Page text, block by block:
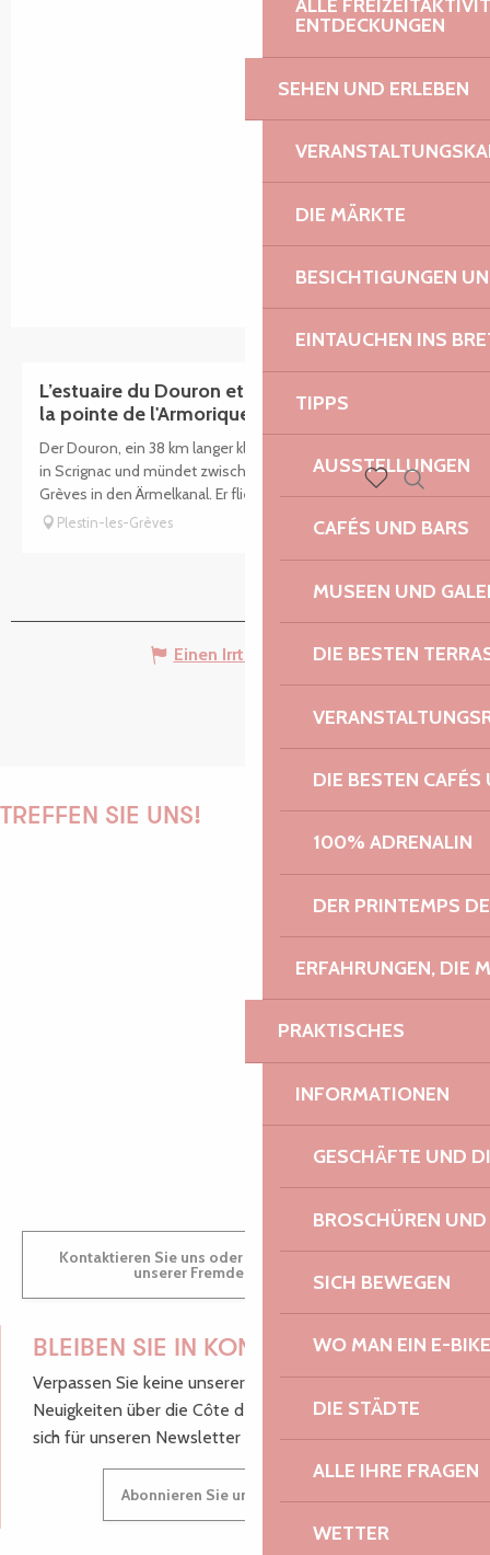
ALLE
ENTDECKUNGEN
SEHEN UND ERLEBEN
DIE MÄRKTE
BESICHTIGUNGEN
EINTAUCHEN INS
TIPPS
AUSSTELLUNGEN
CAFÉS UND BARS
MUSEEN UND
DIE BESTEN
DIE BESTEN
100% ADRENALIN
DER PRINTEMPS
ERFAHRUNGEN, DIE
PRAKTISCHES
INFORMATIONEN
GESCHÄFTE UND
BROSCHÜREN
SICH BEWEGEN
WO MAN EIN E-
DIE STÄDTE
ALLE IHRE FRAGEN
WETTER
L’estuaire du Douron et le site du Hogolo sur
la pointe de l'Armorique
Der Douron, ein 38 km langer kleiner Küstenfluss, entspringt
in Scrignac und mündet zwischen Locquirec und Plestin-les-
Grèves in den Ärmelkanal. Er fließt durch Landschaften...
Plestin-les-Grèves
Einen Irrtum angeben
TREFFEN SIE UNS!
AUDREY
Kontaktieren Sie uns oder besuchen Sie uns in einem
unserer Fremdenverkehrsbüros.
BLEIBEN SIE IN KONTAKT!
Verpassen Sie keine unserer guten Tipps und
Neuigkeiten über die Côte de Granit Rose, melden Sie
sich für unseren Newsletter an.
Abonnieren Sie unseren Newsletter